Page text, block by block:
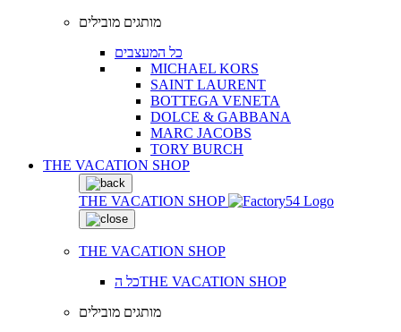
מותגים מובילים
כל המעצבים
MICHAEL KORS
SAINT LAURENT
BOTTEGA VENETA
DOLCE & GABBANA
MARC JACOBS
TORY BURCH
THE VACATION SHOP
THE VACATION SHOP
THE VACATION SHOP
כל הTHE VACATION SHOP
מותגים מובילים